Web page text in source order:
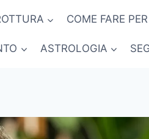
COME FARE
ASTROLOGIA